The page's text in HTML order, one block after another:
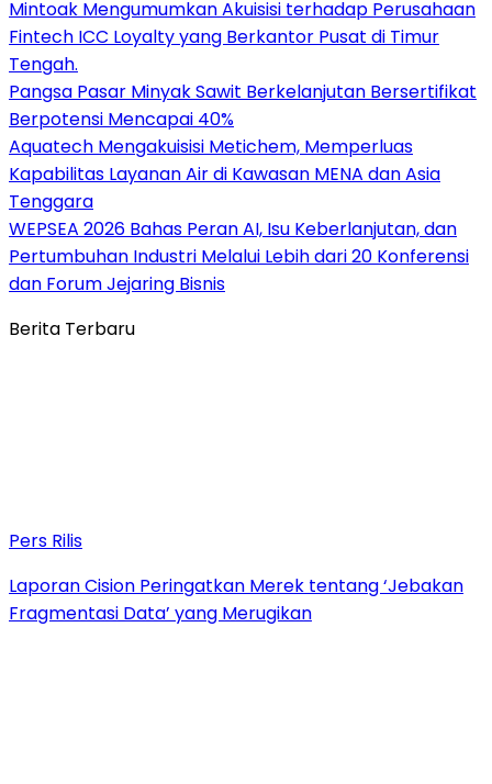
Mintoak Mengumumkan Akuisisi terhadap Perusahaan
Fintech ICC Loyalty yang Berkantor Pusat di Timur
Tengah.
Pangsa Pasar Minyak Sawit Berkelanjutan Bersertifikat
Berpotensi Mencapai 40%
Aquatech Mengakuisisi Metichem, Memperluas
Kapabilitas Layanan Air di Kawasan MENA dan Asia
Tenggara
WEPSEA 2026 Bahas Peran AI, Isu Keberlanjutan, dan
Pertumbuhan Industri Melalui Lebih dari 20 Konferensi
dan Forum Jejaring Bisnis
Berita Terbaru
Pers Rilis
Laporan Cision Peringatkan Merek tentang ‘Jebakan
Fragmentasi Data’ yang Merugikan